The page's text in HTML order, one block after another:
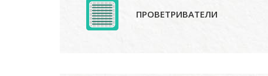
ПРОВЕТРИВАТЕЛИ